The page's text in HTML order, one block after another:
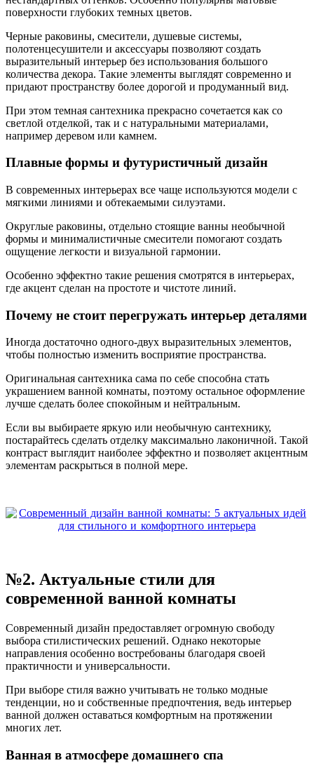
поверхности глубоких темных цветов.
Черные раковины, смесители, душевые системы,
полотенцесушители и аксессуары позволяют создать
выразительный интерьер без использования большого
количества декора. Такие элементы выглядят современно и
придают пространству более дорогой и продуманный вид.
При этом темная сантехника прекрасно сочетается как со
светлой отделкой, так и с натуральными материалами,
например деревом или камнем.
Плавные формы и футуристичный дизайн
В современных интерьерах все чаще используются модели с
мягкими линиями и обтекаемыми силуэтами.
Округлые раковины, отдельно стоящие ванны необычной
формы и минималистичные смесители помогают создать
ощущение легкости и визуальной гармонии.
Особенно эффектно такие решения смотрятся в интерьерах,
где акцент сделан на простоте и чистоте линий.
Почему не стоит перегружать интерьер деталями
Иногда достаточно одного-двух выразительных элементов,
чтобы полностью изменить восприятие пространства.
Оригинальная сантехника сама по себе способна стать
украшением ванной комнаты, поэтому остальное оформление
лучше сделать более спокойным и нейтральным.
Если вы выбираете яркую или необычную сантехнику,
постарайтесь сделать отделку максимально лаконичной. Такой
контраст выглядит наиболее эффектно и позволяет акцентным
элементам раскрыться в полной мере.
№2. Актуальные стили для
современной ванной комнаты
Современный дизайн предоставляет огромную свободу
выбора стилистических решений. Однако некоторые
направления особенно востребованы благодаря своей
практичности и универсальности.
При выборе стиля важно учитывать не только модные
тенденции, но и собственные предпочтения, ведь интерьер
ванной должен оставаться комфортным на протяжении
многих лет.
Ванная в атмосфере домашнего спа